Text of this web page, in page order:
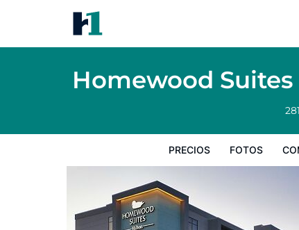
Homewood
PRECIOS FOTOS
Homewood Suites by Hilton Jackson
Precios